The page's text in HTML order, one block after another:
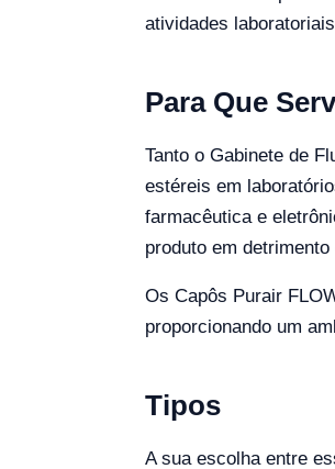
atividades
Para Que
Tanto o Gabinete de
estéreis em
farmacêutica e
produto em
Os Capôs Purair
proporcionando um
Tipos
A sua escolha entre